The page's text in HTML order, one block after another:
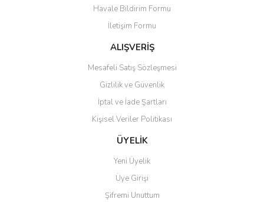
Ürün bilgilerinde hatalar bulunuyor.
Ürün fiyatı diğer sitelerden daha pahalı.
Bu ürüne benzer farklı alternatifler olmalı.
Gönder
Havale Bildirim Formu
İletişim Formu
ALIŞVERİŞ
Mesafeli Satış Sözleşmesi
Gizlilik ve Güvenlik
İptal ve İade Şartları
Kişisel Veriler Politikası
ÜYELİK
Yeni Üyelik
Üye Girişi
Şifremi Unuttum